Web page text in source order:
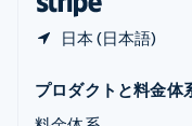
日本 (日本語)
プロダクトと料金体